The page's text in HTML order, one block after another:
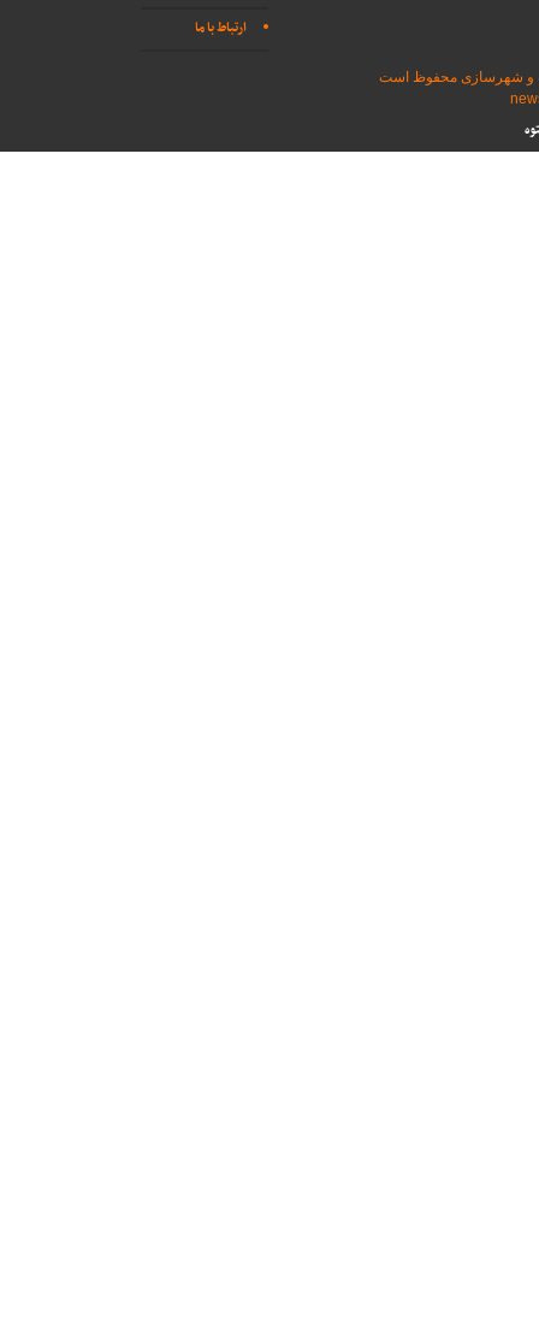
ارتباط با ما
و شهرسازی محفوظ است